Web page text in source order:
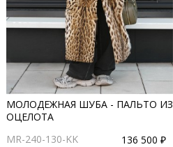
МОЛОДЕЖНАЯ ШУБА - ПАЛЬТО ИЗ
ОЦЕЛОТА
MR-240-130-KK
136 500 ₽